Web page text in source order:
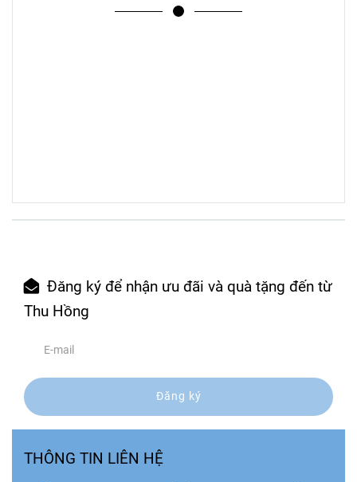
Đăng ký để nhận ưu đãi và quà tặng đến từ
Thu Hồng
Đăng ký
THÔNG TIN LIÊN HỆ